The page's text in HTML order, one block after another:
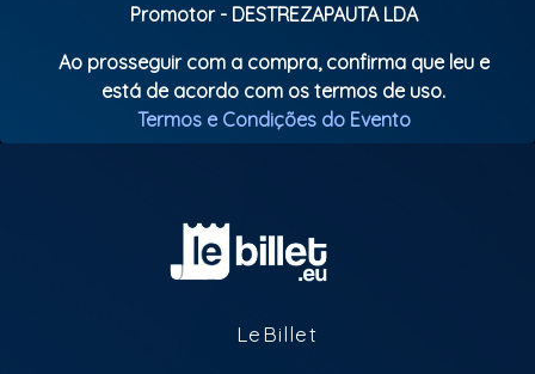
Promotor - DESTREZAPAUTA LDA
Ao prosseguir com a compra, confirma que leu e
está de acordo com os termos de uso.
Termos e Condições do Evento
LeBillet